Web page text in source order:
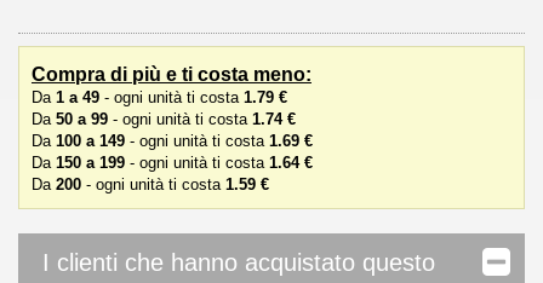
Compra di più e ti costa meno:
Da 1 a 49 - ogni unità ti costa 1.79 €
Da 50 a 99 - ogni unità ti costa 1.74 €
Da 100 a 149 - ogni unità ti costa 1.69 €
Da 150 a 199 - ogni unità ti costa 1.64 €
Da 200 - ogni unità ti costa 1.59 €
I clienti che hanno acquistato questo